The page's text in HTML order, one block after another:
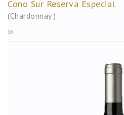
Cono Sur Reserva Especial
(Chardonnay )